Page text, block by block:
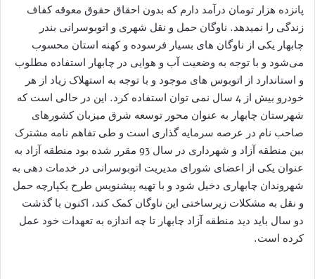
پانزده هزار تومان درآمد دارم که بدون احقاق حقوق معوقه کفاف
زندگی را نمیدهد. ناوگان حمل و نقل شهری و اتوبوسرانی بندر
چابهار یکی از ناوگان های بسیار فرسوده و کهنه استان محسوب
می‌شود و با توجه به وضعیت آب و هوایی در چابهار استفاده مطلوب
و استاندارد از اتوبوس های موجود و با توجه به استهلاک زیاد از هر
خودرو بیش از 4 سال نمی توان استفاده کرد. این در حالی است که
شهرستان چابهار به عنوان محور توسعه شرق میزبان کشورهای
صاحب نام در عرصه سرمایه گذاری است و طی تفاهم نامه مشترک
بین منطقه آزاد و شهرداری در سال 93 مقرر شده بود منطقه آزاد به
عنوان یکی از اعضای شورای مدیریت اتوبوسرانی در خدمات دهی به
شهروندان چابهاری دخیل شود و با تهیه پیشنویس طرح یکپارچه حمل
و نقل به مشکلات زیرساختی این ناوگان کمک کند، اکنون با گذشت
دو سال باید دید منطقه آزاد چابهار تا چه اندازه به تعهدات خود عمل
کرده است.